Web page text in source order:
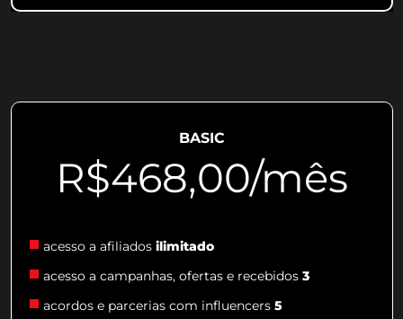
BASIC
R$468,00/mês
acesso a afiliados ilimitado
acesso a campanhas, ofertas e recebidos 3
acordos e parcerias com influencers 5